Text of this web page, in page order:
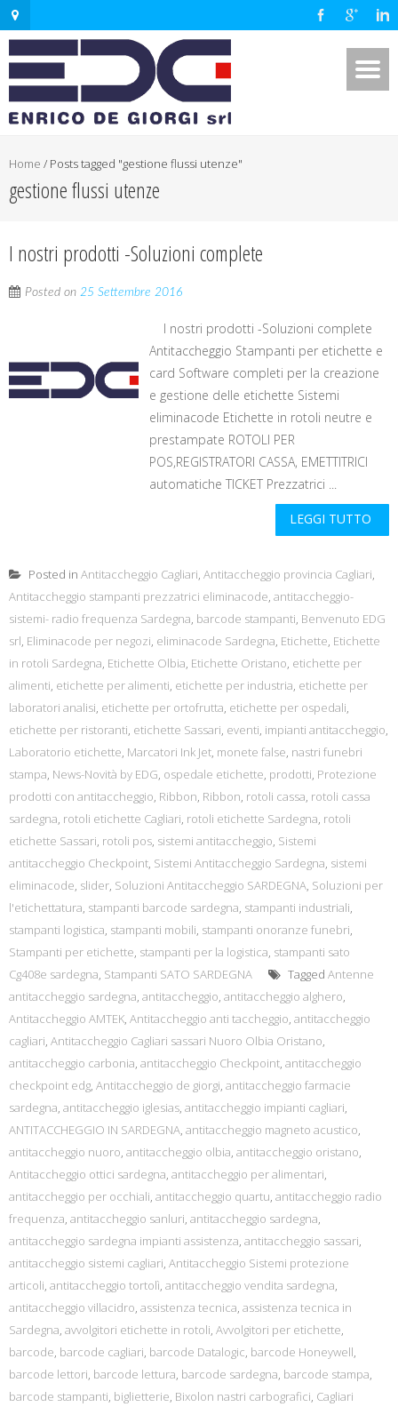
Home / Posts tagged "gestione flussi utenze"
gestione flussi utenze
I nostri prodotti -Soluzioni complete
Posted on 25 Settembre 2016
I nostri prodotti -Soluzioni complete
Antitaccheggio Stampanti per etichette e
card Software completi per la creazione
e gestione delle etichette Sistemi
eliminacode Etichette in rotoli neutre e
prestampate ROTOLI PER
POS,REGISTRATORI CASSA, EMETTITRICI
automatiche TICKET Prezzatrici ...
LEGGI TUTTO
Posted in Antitaccheggio Cagliari, Antitaccheggio provincia Cagliari,
Antitaccheggio stampanti prezzatrici eliminacode, antitaccheggio-
sistemi- radio frequenza Sardegna, barcode stampanti, Benvenuto EDG
srl, Eliminacode per negozi, eliminacode Sardegna, Etichette, Etichette
in rotoli Sardegna, Etichette Olbia, Etichette Oristano, etichette per
alimenti, etichette per alimenti, etichette per industria, etichette per
laboratori analisi, etichette per ortofrutta, etichette per ospedali,
etichette per ristoranti, etichette Sassari, eventi, impianti antitaccheggio,
Laboratorio etichette, Marcatori Ink Jet, monete false, nastri funebri
stampa, News-Novità by EDG, ospedale etichette, prodotti, Protezione
prodotti con antitaccheggio, Ribbon, Ribbon, rotoli cassa, rotoli cassa
sardegna, rotoli etichette Cagliari, rotoli etichette Sardegna, rotoli
etichette Sassari, rotoli pos, sistemi antitaccheggio, Sistemi
antitaccheggio Checkpoint, Sistemi Antitaccheggio Sardegna, sistemi
eliminacode, slider, Soluzioni Antitaccheggio SARDEGNA, Soluzioni per
l'etichettatura, stampanti barcode sardegna, stampanti industriali,
stampanti logistica, stampanti mobili, stampanti onoranze funebri,
Stampanti per etichette, stampanti per la logistica, stampanti sato
Cg408e sardegna, Stampanti SATO SARDEGNA Tagged Antenne
antitaccheggio sardegna, antitaccheggio, antitaccheggio alghero,
Antitaccheggio AMTEK, Antitaccheggio anti taccheggio, antitaccheggio
cagliari, Antitaccheggio Cagliari sassari Nuoro Olbia Oristano,
antitaccheggio carbonia, antitaccheggio Checkpoint, antitaccheggio
checkpoint edg, Antitaccheggio de giorgi, antitaccheggio farmacie
sardegna, antitaccheggio iglesias, antitaccheggio impianti cagliari,
ANTITACCHEGGIO IN SARDEGNA, antitaccheggio magneto acustico,
antitaccheggio nuoro, antitaccheggio olbia, antitaccheggio oristano,
Antitaccheggio ottici sardegna, antitaccheggio per alimentari,
antitaccheggio per occhiali, antitaccheggio quartu, antitaccheggio radio
frequenza, antitaccheggio sanluri, antitaccheggio sardegna,
antitaccheggio sardegna impianti assistenza, antitaccheggio sassari,
antitaccheggio sistemi cagliari, Antitaccheggio Sistemi protezione
articoli, antitaccheggio tortolì, antitaccheggio vendita sardegna,
antitaccheggio villacidro, assistenza tecnica, assistenza tecnica in
Sardegna, avvolgitori etichette in rotoli, Avvolgitori per etichette,
barcode, barcode cagliari, barcode Datalogic, barcode Honeywell,
barcode lettori, barcode lettura, barcode sardegna, barcode stampa,
barcode stampanti, biglietterie, Bixolon nastri carbografici, Cagliari